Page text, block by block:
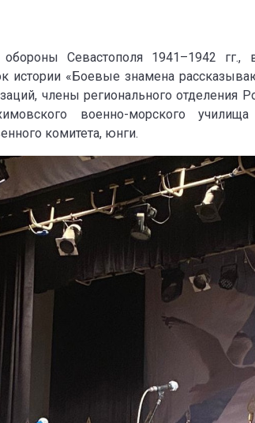
Севастополя 1941–1942
истории «Боевые знамена
члены регионального отделения
военно-морского училища
комитета, юнги.